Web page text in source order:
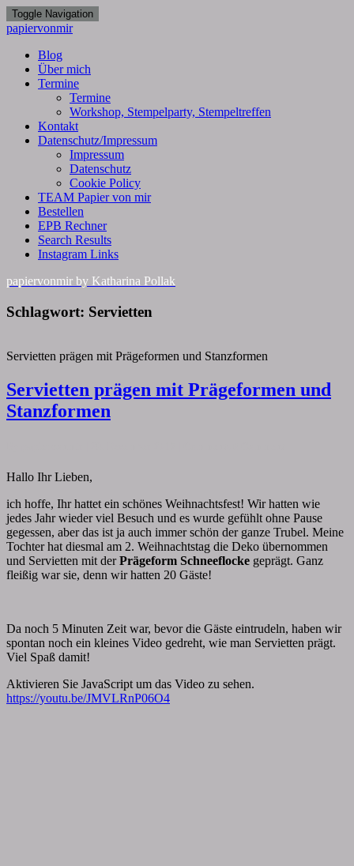
Toggle Navigation
papiervonmir
Blog
Über mich
Termine
Termine
Workshop, Stempelparty, Stempeltreffen
Kontakt
Datenschutz/Impressum
Impressum
Datenschutz
Cookie Policy
TEAM Papier von mir
Bestellen
EPB Rechner
Search Results
Instagram Links
papiervonmir by Katharina Pollak
Schlagwort: Servietten
Servietten prägen mit Prägeformen und Stanzformen
Servietten prägen mit Prägeformen und
Stanzformen
Hallo Ihr Lieben,
ich hoffe, Ihr hattet ein schönes Weihnachtsfest! Wir hatten wie
jedes Jahr wieder viel Besuch und es wurde gefühlt ohne Pause
gegessen, aber das ist ja auch immer schön der ganze Trubel. Meine
Tochter hat diesmal am 2. Weihnachtstag die Deko übernommen
und Servietten mit derPrägeform Schneeflocke geprägt. Ganz
fleißig war sie, denn wir hatten 20 Gäste!
Da noch 5 Minuten Zeit war, bevor die Gäste eintrudeln, haben wir
spontan noch ein kleines Video gedreht, wie man Servietten prägt.
Viel Spaß damit!
Aktivieren Sie JavaScript um das Video zu sehen.
https://youtu.be/JMVLRnP06O4